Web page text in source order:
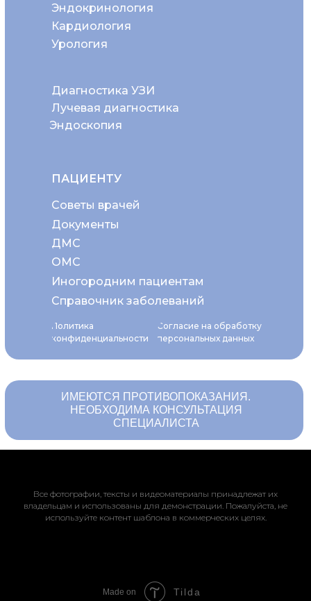
Политика
конфиденциальности
Согласие на обработку
персональных данных
Диагностика УЗИ
Эндоскопия
Эндокринология
Кардиология
Урология
Лучевая диагностика
ПАЦИЕНТУ
Советы врачей
ОМС
Документы
ДМС
Иногородним пациентам
Справочник заболеваний
ИМЕЮТСЯ ПРОТИВОПОКАЗАНИЯ.
НЕОБХОДИМА КОНСУЛЬТАЦИЯ
СПЕЦИАЛИСТА
Все фотографии, тексты и видеоматериалы принадлежат их
владельцам и использованы для демонстрации. Пожалуйста, не
используйте контент шаблона в коммерческих целях.
Made on Tilda